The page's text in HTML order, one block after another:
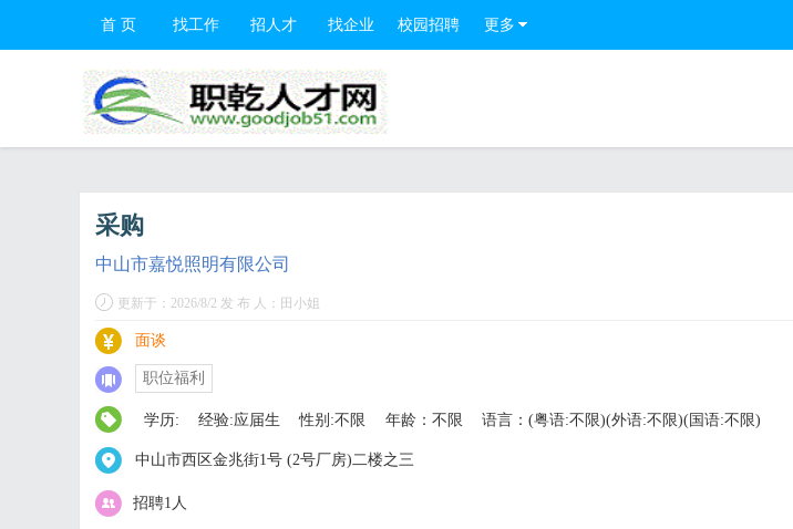
首 页 找工作 招人才 找企业 校园招聘 更多
采购
中山市嘉悦照明有限公司
更新于：2026/8/2 发 布 人：田小姐
面谈
职位福利
学历: 经验:应届生 性别:不限 年龄：不限 语言：(粤语:不限)(外语:不限)(国语:不限)
中山市西区金兆街1号 (2号厂房)二楼之三
招聘1人